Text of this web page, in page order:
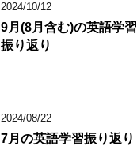
2024/10/12
9月(8月含む)の英語学習
振り返り
2024/08/22
7月の英語学習振り返り